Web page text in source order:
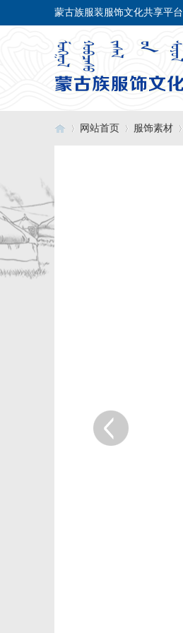
蒙古族服装服饰文化共享平台
网站首页 服饰素材